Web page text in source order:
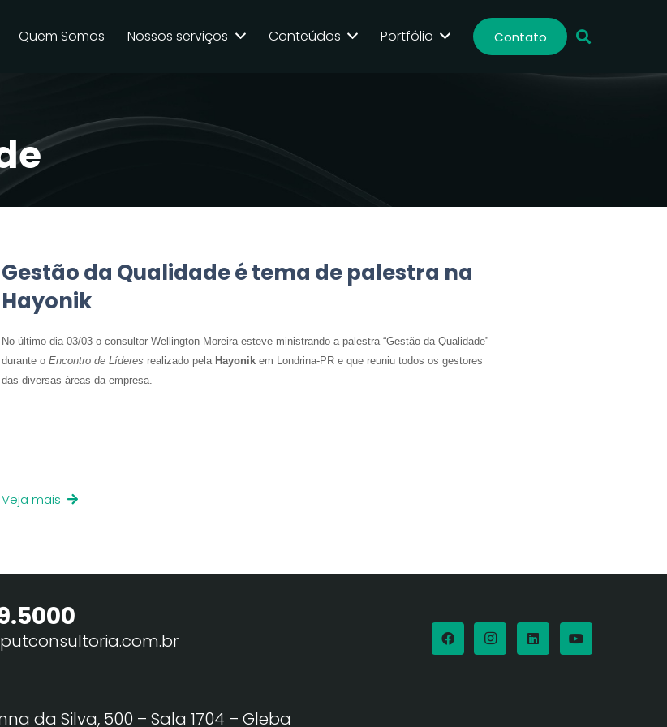
Quem Somos Nossos serviços Conteúdos Portfólio Contato
Gestão da Qualidade é tema de palestra na
Hayonik
No último dia 03/03 o consultor Wellington Moreira esteve ministrando a palestra “Gestão da Qualidade”
durante o Encontro de Líderes realizado pela Hayonik em Londrina-PR e que reuniu todos os gestores
das diversas áreas da empresa.
Veja mais
da Silva, 500 – Sala 1704 – Gleba